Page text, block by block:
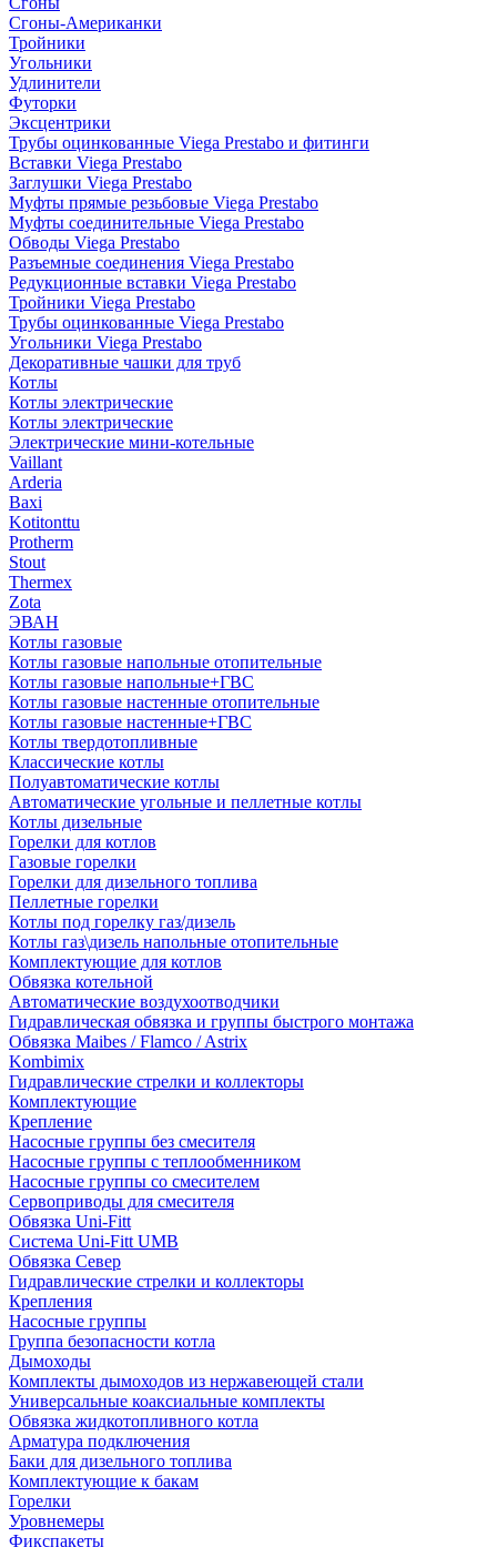
Сгоны-Американки
Тройники
Угольники
Удлинители
Футорки
Эксцентрики
Трубы оцинкованные Viega Prestabo и фитинги
Вставки Viega Prestabo
Заглушки Viega Prestabo
Муфты прямые резьбовые Viega Prestabo
Муфты соединительные Viega Prestabo
Обводы Viega Prestabo
Разъемные соединения Viega Prestabo
Редукционные вставки Viega Prestabo
Тройники Viega Prestabo
Трубы оцинкованные Viega Prestabo
Угольники Viega Prestabo
Декоративные чашки для труб
Котлы
Котлы электрические
Котлы электрические
Электрические мини-котельные
Vaillant
Arderia
Baxi
Kotitonttu
Protherm
Stout
Thermex
Zota
ЭВАН
Котлы газовые
Котлы газовые напольные отопительные
Котлы газовые напольные+ГВС
Котлы газовые настенные отопительные
Котлы газовые настенные+ГВС
Котлы твердотопливные
Классические котлы
Полуавтоматические котлы
Автоматические угольные и пеллетные котлы
Котлы дизельные
Горелки для котлов
Газовые горелки
Горелки для дизельного топлива
Пеллетные горелки
Котлы под горелку газ/дизель
Котлы газ\дизель напольные отопительные
Комплектующие для котлов
Обвязка котельной
Автоматические воздухоотводчики
Гидравлическая обвязка и группы быстрого монтажа
Обвязка Maibes / Flamco / Astrix
Kombimix
Гидравлические стрелки и коллекторы
Комплектующие
Крепление
Насосные группы без смесителя
Насосные группы с теплообменником
Насосные группы со смесителем
Сервоприводы для смесителя
Обвязка Uni-Fitt
Система Uni-Fitt UMB
Обвязка Север
Гидравлические стрелки и коллекторы
Крепления
Насосные группы
Группа безопасности котла
Дымоходы
Комплекты дымоходов из нержавеющей стали
Универсальные коаксиальные комплекты
Обвязка жидкотопливного котла
Арматура подключения
Баки для дизельного топлива
Комплектующие к бакам
Горелки
Уровнемеры
Фикспакеты